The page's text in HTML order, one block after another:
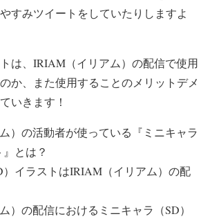
すみツイートをしていたりしますよ
は、IRIAM（イリアム）の配信で使用
か、また使用することのメリットデメ
いきます！
）の活動者が使っている『ミニキャラ
』とは？
）イラストはIRIAM（イリアム）の配
）の配信におけるミニキャラ（SD）